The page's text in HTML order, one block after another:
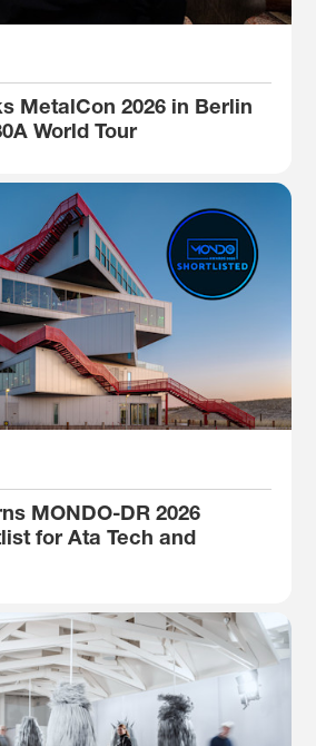
MetalCon 2026 in Berlin
World Tour
MONDO-DR 2026
for Ata Tech and